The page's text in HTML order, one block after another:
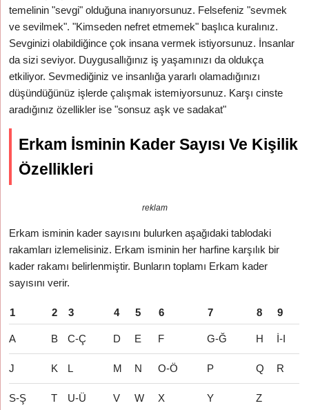
temelinin "sevgi" olduğuna inanıyorsunuz. Felsefeniz "sevmek
ve sevilmek". "Kimseden nefret etmemek" başlıca kuralınız.
Sevginizi olabildiğince çok insana vermek istiyorsunuz. İnsanlar
da sizi seviyor. Duygusallığınız iş yaşamınızı da oldukça
etkiliyor. Sevmediğiniz ve insanlığa yararlı olamadığınızı
düşündüğünüz işlerde çalışmak istemiyorsunuz. Karşı cinste
aradığınız özellikler ise "sonsuz aşk ve sadakat"
Erkam İsminin Kader Sayısı Ve Kişilik
Özellikleri
reklam
Erkam isminin kader sayısını bulurken aşağıdaki tablodaki
rakamları izlemelisiniz. Erkam isminin her harfine karşılık bir
kader rakamı belirlenmiştir. Bunların toplamı Erkam kader
sayısını verir.
1 2 3 4 5 6 7 8 9
A B C-Ç D E F G-Ğ H İ-I
J K L M N O-Ö P Q R
S-Ş T U-Ü V W X Y Z